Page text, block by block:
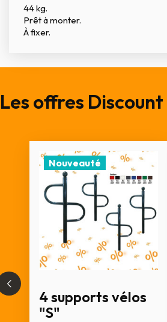
44 kg.
Prêt à monter.
À fixer.
Les offres Discount
4 supports vélos
"S"
Nouveauté